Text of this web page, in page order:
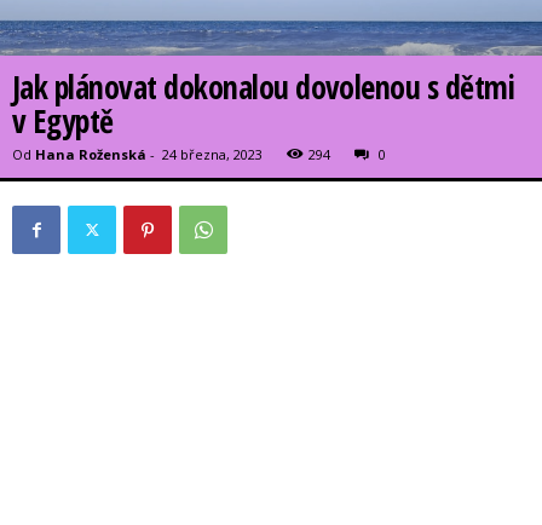
Jak plánovat dokonalou dovolenou s dětmi
v Egyptě
Od Hana Roženská - 24 března, 2023 294 0